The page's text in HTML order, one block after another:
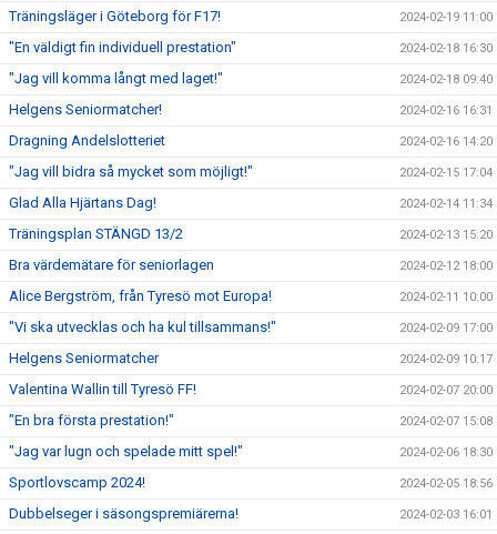
Träningsläger i Göteborg för F17! 2024-02-19 11:00
"En väldigt fin individuell prestation" 2024-02-18 16:30
"Jag vill komma långt med laget!" 2024-02-18 09:40
Helgens Seniormatcher! 2024-02-16 16:31
Dragning Andelslotteriet 2024-02-16 14:20
"Jag vill bidra så mycket som möjligt!" 2024-02-15 17:04
Glad Alla Hjärtans Dag! 2024-02-14 11:34
Träningsplan STÄNGD 13/2 2024-02-13 15:20
Bra värdemätare för seniorlagen 2024-02-12 18:00
Alice Bergström, från Tyresö mot Europa! 2024-02-11 10:00
"Vi ska utvecklas och ha kul tillsammans!" 2024-02-09 17:00
Helgens Seniormatcher 2024-02-09 10:17
Valentina Wallin till Tyresö FF! 2024-02-07 20:00
"En bra första prestation!" 2024-02-07 15:08
"Jag var lugn och spelade mitt spel!" 2024-02-06 18:30
Sportlovscamp 2024! 2024-02-05 18:56
Dubbelseger i säsongspremiärerna! 2024-02-03 16:01